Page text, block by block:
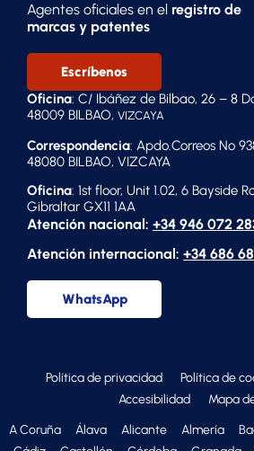
Agentes oficiales en el registro de
marcas y patentes
Escríbenos
Oficina: C/ Ibáñez de Bilbao, 26 – 8
48009 BILBAO, VIZCAYA
Correspondencia: Apdo.Correos Nº
48080 BILBAO, VIZCAYA
Oficina: 1st floor, Unit 1.02, 6 Bayside
Gibraltar GX11 1AA
Atención nacional: +34 946 072
Atención internacional: +34 686
WhatsApp
Política de privacidad Política de
Accesibilidad
Mapa
A Coruña
Álava Alicante Almería